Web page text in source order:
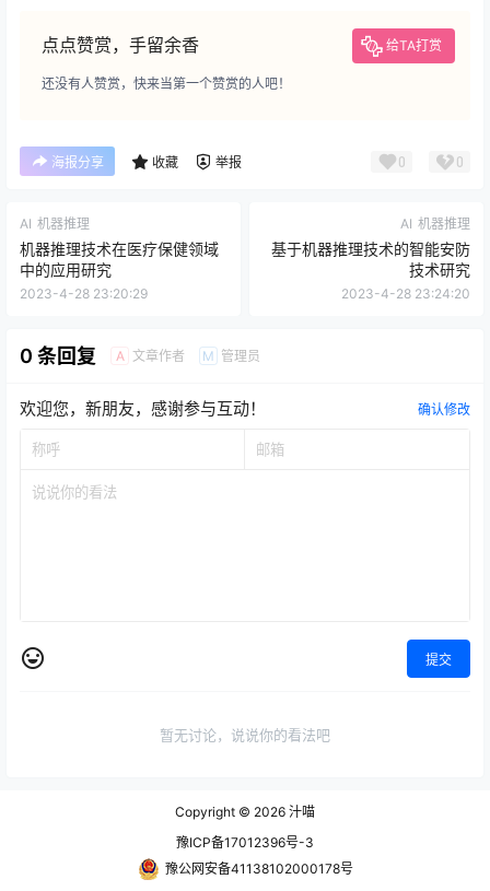
点点赞赏，手留余香 给TA打赏
还没有人赞赏，快来当第一个赞赏的人吧！
海报分享 收藏 举报 0 0
AI 机器推理
机器推理技术在医疗保健领域
中的应用研究
2023-4-28 23:20:29
AI 机器推理
基于机器推理技术的智能安防
技术研究
2023-4-28 23:24:20
0 条回复 A 文章作者 M 管理员
欢迎您，新朋友，感谢参与互动！ 确认修改
提交
暂无讨论，说说你的看法吧
Copyright © 2026 汁喵
豫ICP备17012396号-3
豫公网安备41138102000178号